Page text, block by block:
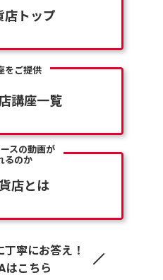
店トップ
をご提供
講座一覧
スの動画が
るのか
店とは
寧にお答え！
はこちら